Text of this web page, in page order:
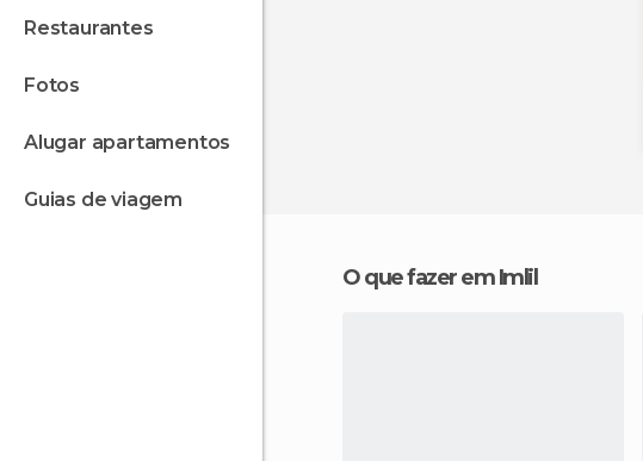
restaurantes
fotos
alugar apartamentos
guias de viagem
O que fazer em Imlil